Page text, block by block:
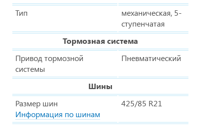
Тип
механическая, 5-
ступенчатая
Тормозная система
Привод тормозной
системы
Пневматический
Шины
Размер шин
Информация по шинам
425/85 R21